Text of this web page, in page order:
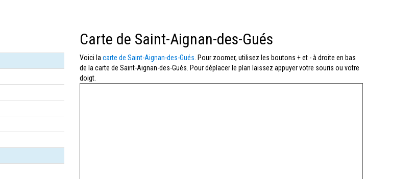
Carte de Saint-Aignan-des-Gués
Voici la carte de Saint-Aignan-des-Gués . Pour zoomer, utilisez les boutons + et - à droite en bas
de la carte de Saint-Aignan-des-Gués. Pour déplacer le plan laissez appuyer votre souris ou votre
doigt.